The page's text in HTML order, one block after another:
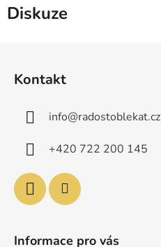
Diskuze
Kontakt
info@radostoblekat.cz
+420 722 200 145
Informace pro vás